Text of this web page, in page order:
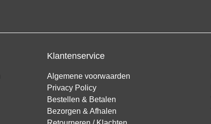
Klantenservice
Algemene voorwaarden
Privacy Policy
Bestellen & Betalen
Bezorgen & Afhalen